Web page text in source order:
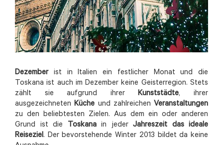
Dezember ist in Italien ein festlicher Monat und die
Toskana ist auch im Dezember keine Geisterregion. Stets
zählt sie aufgrund ihrerKunststädte, ihrer
ausgezeichnetenKüche und zahlreichen Veranstaltungen
zu den beliebtesten Zielen. Aus dem ein oder anderen
Grund ist die
Toskana in jeder Jahreszeit das ideale
Reiseziel. Der bevorstehende Winter 2013 bildet da keine